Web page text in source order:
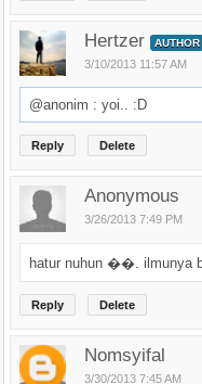
Hertzer AUTHOR
3/10/2013 11:57 AM
@anonim : yoi.. :D
Reply Delete
Anonymous
3/26/2013 7:49 PM
hatur nuhun ��. ilmunya
Reply Delete
Nomsyifal
3/30/2013 7:45 AM